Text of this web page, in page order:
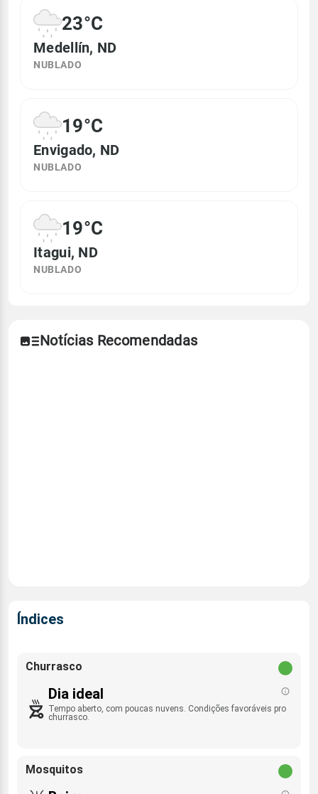
23°C
Medellín, ND
NUBLADO
19°C
Envigado, ND
NUBLADO
19°C
Itagui, ND
NUBLADO
Notícias Recomendadas
Índices
Churrasco
Dia ideal
Tempo aberto, com poucas nuvens. Condições favoráveis pro
churrasco.
Mosquitos